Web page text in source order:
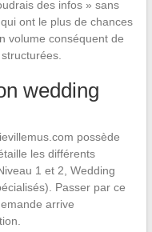
des infos » sans
ont le plus de chances
volume conséquent de
wedding
possède
les différents
1 et 2, Wedding
Passer par ce
arrive